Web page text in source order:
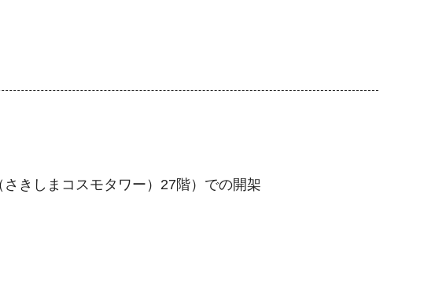
きしまコスモタワー）27階）での開架